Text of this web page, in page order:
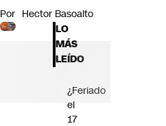
Por Hector Basoalto
LO
MÁS
LEÍDO
¿Feriado
el
17